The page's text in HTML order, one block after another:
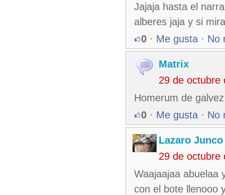
Jajaja hasta el
alberes jaja y si
0 · Me gusta · No
Matrix
29 de octubre
Homerum de
0 · Me gusta · No
Lazaro Junco
29 de octubre
Waajaajaa abuelaa
con el bote llenooo